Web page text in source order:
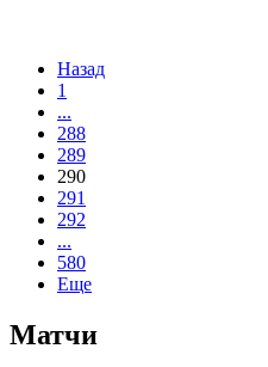
Назад
1
...
288
289
290
291
292
...
580
Еще
Матчи